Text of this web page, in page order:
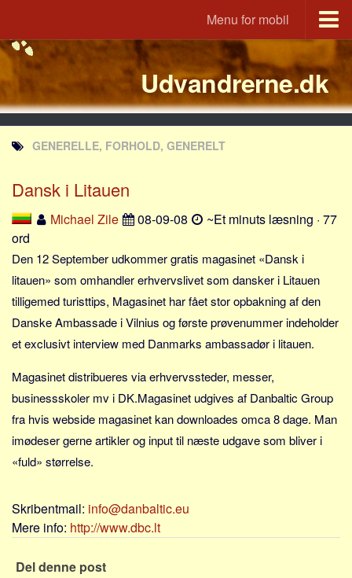
Menu for mobil
Portal
Udvandrerne.dk
Utvandrerne.no
Utvandrarna.se
Tyskland.dk
England.dk
JLKM.dk
Lande
Tyrkiet
Spanien
Norge
Thailand
Grækenland
Alle
Nøgleord
Bolig
Udvandrerne.dk
GENERELLE, FORHOLD, GENERELT
Dansk i Litauen
Michael Zile 08-09-08
~Et minuts læsning · 77
ord
Den 12 September udkommer gratis magasinet «Dansk i
litauen» som omhandler erhvervslivet som dansker i Litauen
tilligemed turisttips, Magasinet har fået stor opbakning af den
Danske Ambassade i Vilnius og første prøvenummer indeholder
et exclusivt interview med Danmarks ambassadør i litauen.
Magasinet distribueres via erhvervssteder, messer,
businessskoler mv i DK.Magasinet udgives af Danbaltic Group
fra hvis webside magasinet kan downloades omca 8 dage. Man
imødeser gerne artikler og input til næste udgave som bliver i
«fuld» størrelse.
Skribentmail: info@danbaltic.eu
Mere info: http://www.dbc.lt
Del denne post